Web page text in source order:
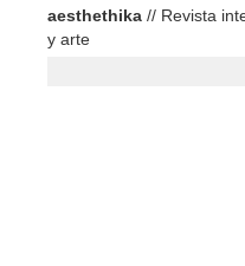
aesthethika // Revista
y arte